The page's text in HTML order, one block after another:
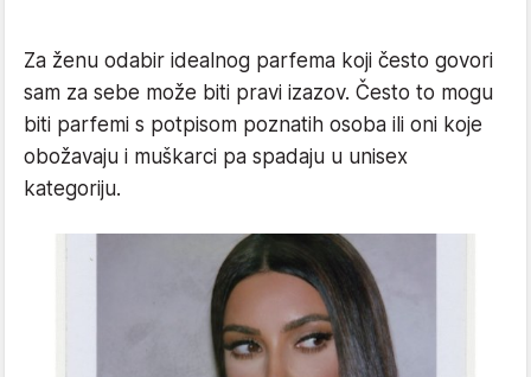
Za ženu odabir idealnog parfema koji često govori
sam za sebe može biti pravi izazov. Često to mogu
biti parfemi s potpisom poznatih osoba ili oni koje
obožavaju i muškarci pa spadaju u unisex
kategoriju.